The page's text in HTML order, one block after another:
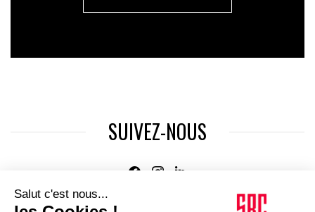
SUIVEZ-NOUS